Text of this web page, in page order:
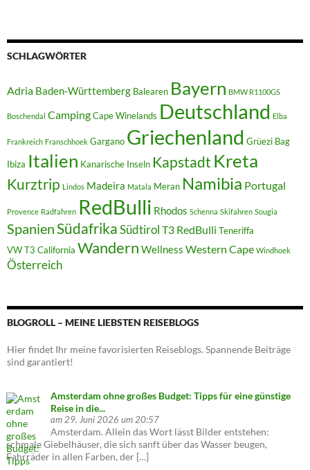
SCHLAGWÖRTER
Adria Baden-Württemberg Balearen Bayern BMW R1100GS
Boschendal CampingCape Winelands Deutschland Elba
Frankreich Franschhoek Gargano Griechenland Grüezi Bag
Ibiza Italien Kanarische Inseln Kapstadt Kreta
Kurztrip Lindos Madeira Matala Meran Namibia Portugal
Provence Radfahren RedBulli Rhodos Schenna Skifahren Sougia
SpanienSüdafrikaSüdtirol T3 RedBulli Teneriffa
VW T3 California Wandern Wellness Western Cape Windhoek
Österreich
BLOGROLL – MEINE LIEBSTEN REISEBLOGS
Hier findet Ihr meine favorisierten Reiseblogs. Spannende Beiträge
sind garantiert!
Amsterdam ohne großes Budget: Tipps für eine günstige
Reise in die...
am 29. Juni 2026 um 20:57
Amsterdam. Allein das Wort lässt Bilder entstehen:
schmale Giebelhäuser, die sich sanft über das Wasser beugen,
Fahrräder in allen Farben, der […]